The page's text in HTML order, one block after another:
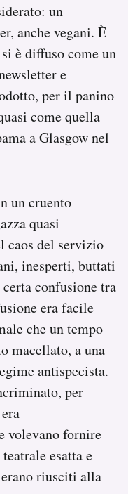
un
anche vegani. È
è diffuso come un
e
per il panino
come quella
a Glasgow nel
un cruento
quasi
caos del servizio
inesperti, buttati
confusione tra
era facile
che un tempo
macellato, a una
antispecista.
per
volevano fornire
esatta e
riusciti alla